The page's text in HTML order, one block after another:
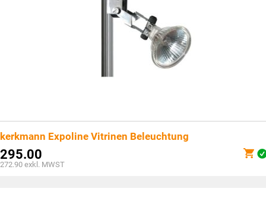
kerkmann Expoline Vitrinen Beleuchtung
295.00
272.90 exkl. MWST